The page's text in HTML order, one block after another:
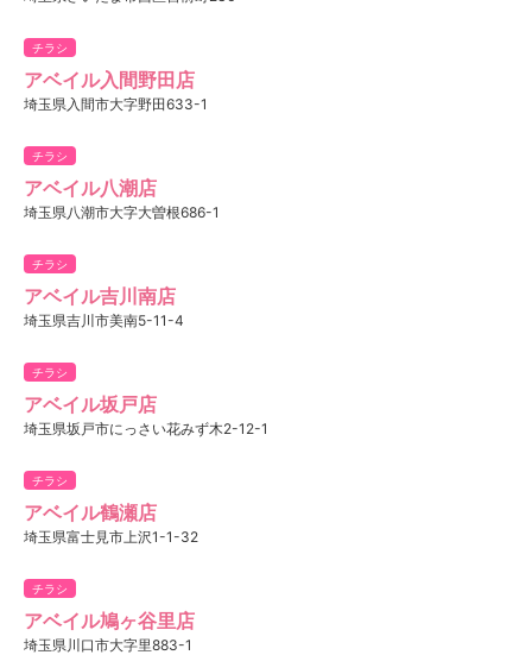
チラシ
アベイル入間野田店
埼玉県入間市大字野田633-1
チラシ
アベイル八潮店
埼玉県八潮市大字大曽根686-1
チラシ
アベイル吉川南店
埼玉県吉川市美南5-11-4
チラシ
アベイル坂戸店
埼玉県坂戸市にっさい花みず木2-12-1
チラシ
アベイル鶴瀬店
埼玉県富士見市上沢1-1-32
チラシ
アベイル鳩ヶ谷里店
埼玉県川口市大字里883-1